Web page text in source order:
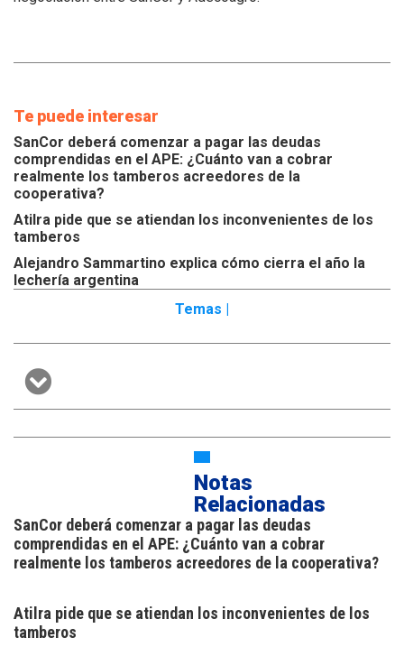
Te puede interesar
SanCor deberá comenzar a pagar las deudas
comprendidas en el APE: ¿Cuánto van a cobrar
realmente los tamberos acreedores de la
cooperativa?
Atilra pide que se atiendan los inconvenientes de los
tamberos
Alejandro Sammartino explica cómo cierra el año la
lechería argentina
Temas |
Notas
Relacionadas
SanCor deberá comenzar a pagar las deudas
comprendidas en el APE: ¿Cuánto van a cobrar
realmente los tamberos acreedores de la cooperativa?
Atilra pide que se atiendan los inconvenientes de los
tamberos